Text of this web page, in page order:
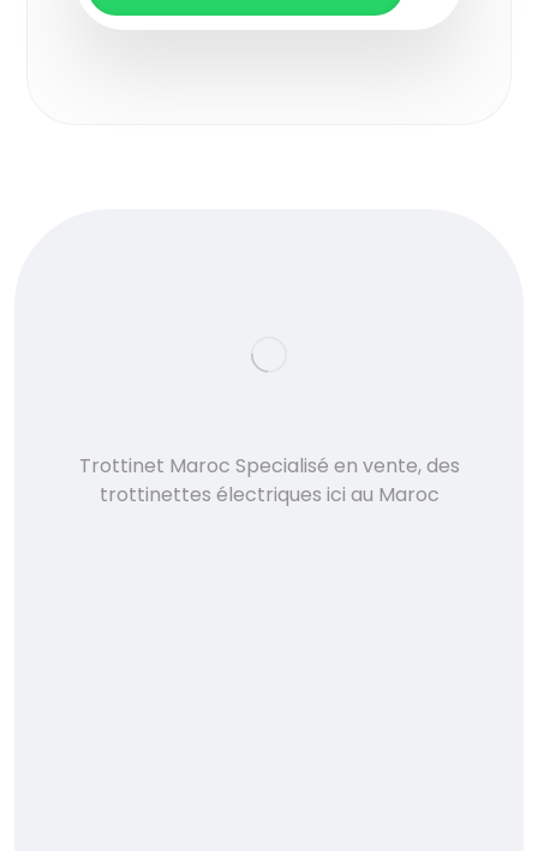
Trottinet Maroc Specialisé en vente, des
trottinettes électriques ici au Maroc